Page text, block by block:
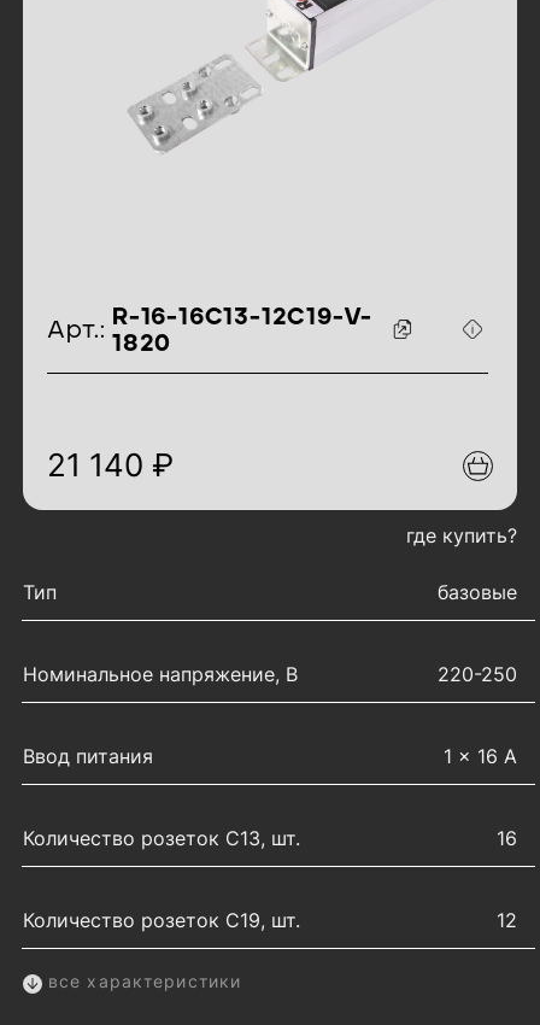
идентификаторы товара
Арт.:
R-16-16C13-12C19-V-
1820
21 140 ₽
где купить?
Тип
базовые
Номинальное напряжение, В 220-250
Ввод питания 1 × 16 А
Количество розеток C13, шт. 16
Количество розеток C19, шт. 12
все характеристики